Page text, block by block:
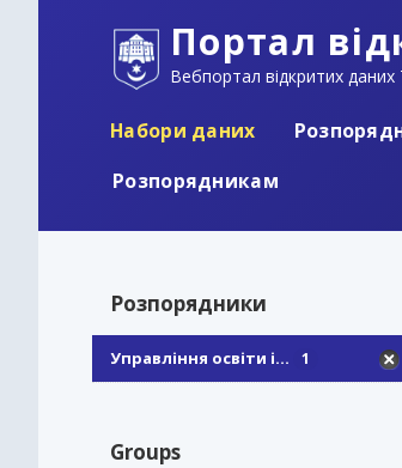
Портал
Вебпортал відкритих даних
Набори даних
Розпорядникам
Розпорядники
Управління освіти і... 1
Groups